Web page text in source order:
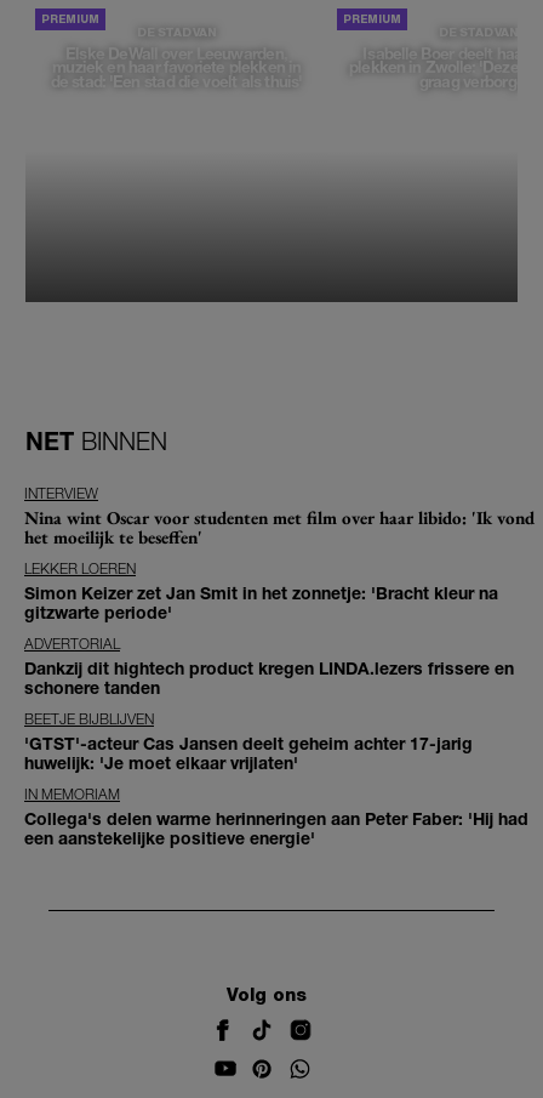
DE STAD VAN
Elske DeWall over Leeuwarden,
muziek en haar favoriete plekken in
de stad: 'Een stad die voelt als thuis'
DE STAD VAN
Isabelle Boer deelt haar
plekken in Zwolle: 'Deze
graag verborgen'
NET BINNEN
INTERVIEW
Nina wint Oscar voor studenten met film over haar libido: 'Ik vond
het moeilijk te beseffen'
LEKKER LOEREN
Simon Keizer zet Jan Smit in het zonnetje: 'Bracht kleur na
gitzwarte periode'
ADVERTORIAL
Dankzij dit hightech product kregen LINDA.lezers frissere en
schonere tanden
BEETJE BIJBLIJVEN
'GTST'-acteur Cas Jansen deelt geheim achter 17-jarig
huwelijk: 'Je moet elkaar vrijlaten'
IN MEMORIAM
Collega's delen warme herinneringen aan Peter Faber: 'Hij had
een aanstekelijke positieve energie'
Volg ons